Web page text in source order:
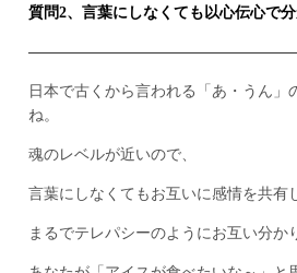
質問2、言葉にしなくても以心伝心で
日本で古くから言われる「あ・うん」
ね。
魂のレベルが近いので、
言葉にしなくてもお互いに感情を共有
まるでテレパシーのようにお互い分か